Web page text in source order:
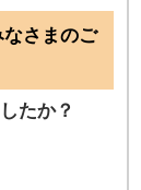
さまのご
たか？